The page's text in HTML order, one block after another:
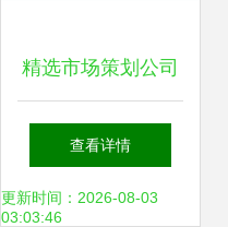
精选市场策划公司
洞悉趋势，赋能品
牌增长
查看详情
更新时间：2026-08-03
03:03:46